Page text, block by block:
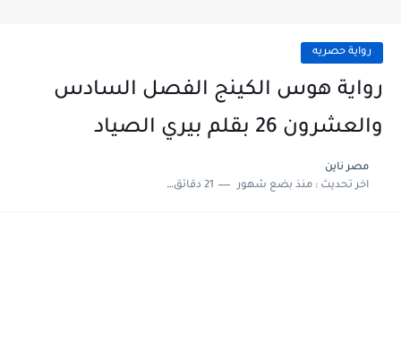
رواية حصريه
رواية هوس الكينج الفصل السادس
والعشرون 26 بقلم بيري الصياد
مصر ناين
اخر تحديث :منذ بضع شهور 21 دقائق للقراءة